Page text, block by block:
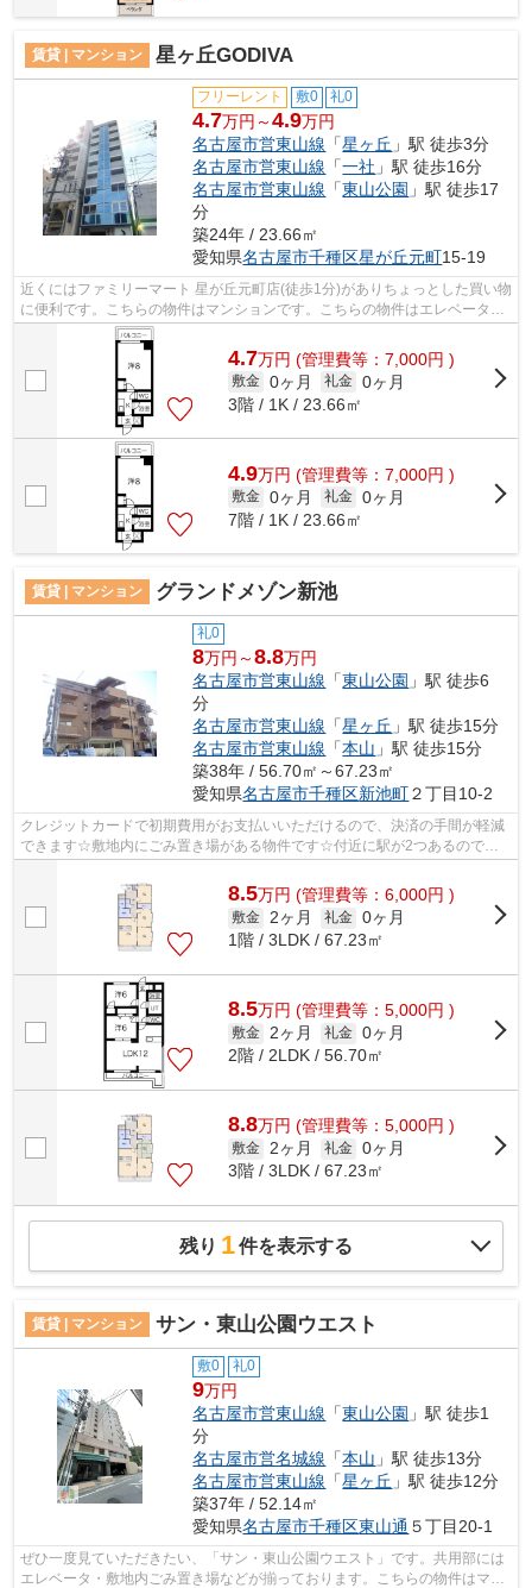
賃貸 | マンション 星ヶ丘GODIVA
フリーレント 敷0 礼0
4.7万円～4.9万円
名古屋市営東山線 「星ヶ丘 」駅 徒歩3分
名古屋市営東山線 「一社 」駅 徒歩16分
名古屋市営東山線 「東山公園 」駅 徒歩17
分
築24年 / 23.66㎡
愛知県名古屋市千種区星が丘元町15-19
近くにはファミリーマート 星が丘元町店(徒歩1分)がありちょっとした買い物
に便利です。こちらの物件はマンションです。こちらの物件はエレベーター
付きです。高ニーズな駅近の物件で...
4.7万円 (管理費等：7,000円 )
敷金 0ヶ月 礼金 0ヶ月
3階 / 1K / 23.66㎡
4.9万円 (管理費等：7,000円 )
敷金 0ヶ月 礼金 0ヶ月
7階 / 1K / 23.66㎡
賃貸 | マンション グランドメゾン新池
礼0
8万円～8.8万円
名古屋市営東山線 「東山公園 」駅 徒歩6
分
名古屋市営東山線 「星ヶ丘 」駅 徒歩15分
名古屋市営東山線 「本山 」駅 徒歩15分
築38年 / 56.70㎡～67.23㎡
愛知県名古屋市千種区新池町２丁目10-2
クレジットカードで初期費用がお支払いいただけるので、決済の手間が軽減
できます☆敷地内にごみ置き場がある物件です☆付近に駅が2つあるので、
用途や行き先によって経路を選べる物件で...
8.5万円 (管理費等：6,000円 )
敷金 2ヶ月 礼金 0ヶ月
1階 / 3LDK / 67.23㎡
8.5万円 (管理費等：5,000円 )
敷金 2ヶ月 礼金 0ヶ月
2階 / 2LDK / 56.70㎡
8.8万円 (管理費等：5,000円 )
敷金 2ヶ月 礼金 0ヶ月
3階 / 3LDK / 67.23㎡
残り 1件を表示する
賃貸 | マンション サン・東山公園ウエスト
敷0 礼0
9万円
名古屋市営東山線 「東山公園 」駅 徒歩1
分
名古屋市営名城線 「本山 」駅 徒歩13分
名古屋市営東山線 「星ヶ丘 」駅 徒歩12分
築37年 / 52.14㎡
愛知県名古屋市千種区東山通 ５丁目20-1
ぜひ一度見ていただきたい、「サン・東山公園ウエスト」です。共用部には
エレベータ・敷地内ごみ置き場などが揃っております。こちらの物件はマン